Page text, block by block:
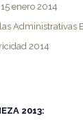
enero 2014
Administrativas
2014
2013: